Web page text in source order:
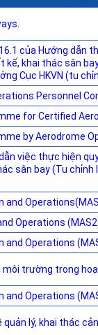
của Hướng dẫn
kế, khai thác sân
Cục HKVN (tu
Personnel
for Certified
by Aerodrome
việc thực hiện
sân bay (Tu
and
Operations
and Operations
trường trong
and Operations
lý, khai thác